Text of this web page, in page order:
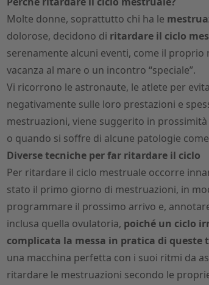
Molte donne, soprattutto chi ha le
dolorose, decidono di ritardare il ciclo
serenamente alcuni eventi, come il
vacanza al mare o un incontro “speciale”.
Vi ricorrono le astronaute, le atlete per
negativamente sulle loro prestazioni e
mestruazioni, viene suggerito in
o quando si soffre di alcune patologie
Diverse tecniche per far ritardare il ciclo
Per ritardare il ciclo mestruale occorre
stato il primo giorno di mestruazioni, in
programmare il prossimo arrivo e,
inclusa quella ovulatoria, poiché un ciclo
complicata la messa in pratica di queste
una macchina perfetta con i suoi ritmi da
ritardare le mestruazioni secondo le